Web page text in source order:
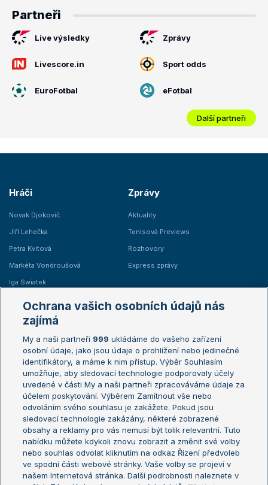
Partneři
Live výsledky Zprávy
Livescore.in Sport odds
EuroFotbal eFotbal
Další partneři
Hráči
Novak Djokovič
Jiří Lehečka
Petra Kvitová
Markéta Vondroušová
Iga Swiatek
Zprávy
Aktuality
Tenisová Previews
Rozhovory
Express zprávy
Žebříčky
Žebříček ATP (muži)
Žebříček WTA (ženy)
Sázkařský žebříček
Australian Open
French Open
Wimbledon
US Open
Turnaj mistrů
Turnaj mistryň
Aktualní trendy
Fotbalové přestupy
Livesport Daily
Ochrana vašich osobních údajů nás
zajímá
My a naši partneři 999 ukládáme do vašeho zařízení
osobní údaje, jako jsou údaje o prohlížení nebo jedinečné
identifikátory, a máme k nim přístup. Výběr Souhlasím
umožňuje, aby sledovací technologie podporovaly účely
uvedené v části My a naši partneři zpracováváme údaje za
účelem poskytování. Výběrem Zamítnout vše nebo
odvoláním svého souhlasu je zakážete. Pokud jsou
sledovací technologie zakázány, některé zobrazené
obsahy a reklamy pro vás nemusí být tolik relevantní. Tuto
nabídku můžete kdykoli znovu zobrazit a změnit své volby
nebo souhlas odvolat kliknutím na odkaz Řízení předvoleb
ve spodní části webové stránky. Vaše volby se projeví v
našem Internetová stránka. Další podrobnosti naleznete v